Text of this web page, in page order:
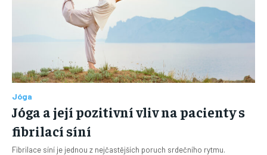
Jóga
Jóga a její pozitivní vliv na pacienty s
fibrilací síní
Fibrilace síní je jednou z nejčastějších poruch srdečního rytmu.